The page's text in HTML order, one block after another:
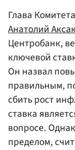
Глава Комитета
Анатолий
Центробанк,
ключевой
Он назвал
правильным,
сбить рост
ставка
вопросе.
пределом,